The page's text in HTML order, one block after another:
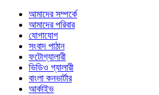
আমাদের সম্পর্কে
আমাদের পরিবার
যোগাযোগ
সংবাদ পাঠান
ফটোগ্যালারী
ভিডিও গ্যালারী
বাংলা কনভার্টার
আর্কাইভ